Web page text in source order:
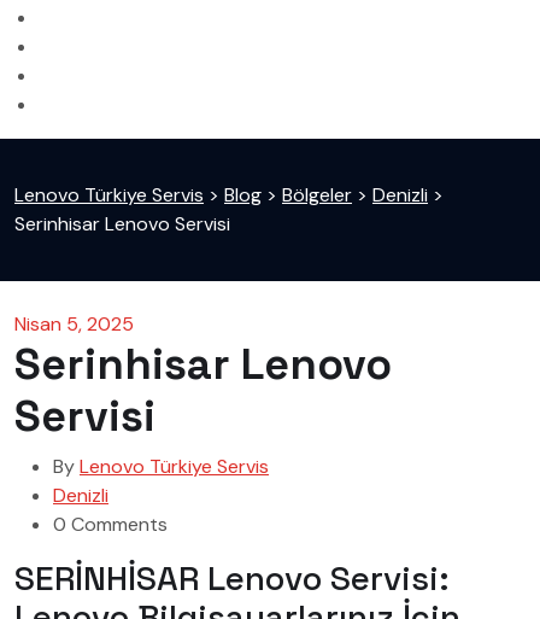
Lenovo Türkiye Servis > Blog > Bölgeler > Denizli >
Serinhisar Lenovo Servisi
Nisan 5, 2025
Serinhisar Lenovo
Servisi
ByLenovo Türkiye Servis
Denizli
0 Comments
SERİNHİSAR Lenovo Servisi: